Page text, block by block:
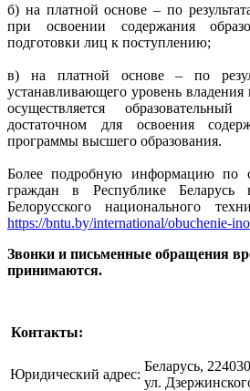
б) на платной основе – по
при освоении содержания
подготовки лиц к поступлению;
в) на платной основе – по
устанавливающего уровень
осуществляется
достаточном для освоения
программы высшего образования.
Более подробную информацию по
граждан в Республике
Белорусского национального
https://bntu.by/international/obuchenie-
Звонки и письменные обращения
принимаются.
Контакты:
Юридический адрес:
Беларусь,
ул.